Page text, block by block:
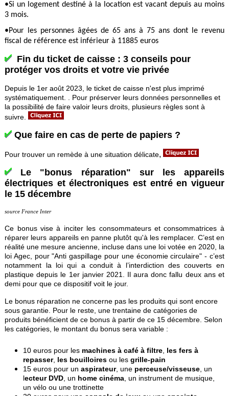
•Si un logement destiné à la location est vacant depuis au moins
3 mois.
•Pour les personnes âgées de 65 ans à 75 ans dont le revenu
fiscal de référence est inférieur à 11885 euros
Fin du ticket de caisse : 3 conseils pour
protéger vos droits et votre vie privée
Depuis le 1er août 2023, le ticket de caisse n'est plus imprimé
systématiquement. . Pour préserver leurs données personnelles et
la possibilité de faire valoir leurs droits, plusieurs règles sont à
suivre.
Que faire en cas de perte de papiers ?
Pour trouver un remède à une situation délicate,
Le "bonus réparation" sur les appareils
électriques et électroniques est entré en vigueur
le 15 décembre
source France Inter
Ce bonus vise à inciter les consommateurs et consommatrices à
réparer leurs appareils en panne plutôt qu'à les remplacer. C’est en
réalité une mesure ancienne, incluse dans une loi votée en 2020, la
loi Agec, pour "Anti gaspillage pour une économie circulaire" - c’est
notamment la loi qui a conduit à l’interdiction des couverts en
plastique depuis le 1er janvier 2021. Il aura donc fallu deux ans et
demi pour que ce dispositif voit le jour.
Le bonus réparation ne concerne pas les produits qui sont encore
sous garantie. Pour le reste, une trentaine de catégories de
produits bénéficient de ce bonus à partir de ce 15 décembre. Selon
les catégories, le montant du bonus sera variable :
10 euros pour les machines à café à filtre les fers à
repasser, les bouilloires ou lesgrille-pain
15 euros pour unaspirateur, une perceuse/visseuse , un
lecteur DVD , un home cinéma , un instrument de musique,
un vélo ou une trottinette